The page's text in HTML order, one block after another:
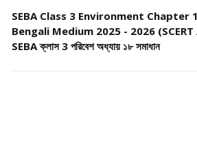
SEBA Class 3 Environment Chapter
Bengali Medium 2025 - 2026
SEBA ক্লাস 3 পরিবেশ অধ্যায় ১৮ সমাধান